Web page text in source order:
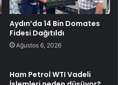
Aydın’da 14 Bin Domates
Fidesi Dağıtıldı
Ağustos 6, 2026
Ham Petrol WTI Vadeli